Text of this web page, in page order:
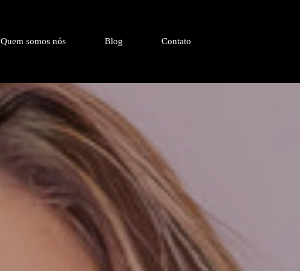
Quem somos nós Blog Contato